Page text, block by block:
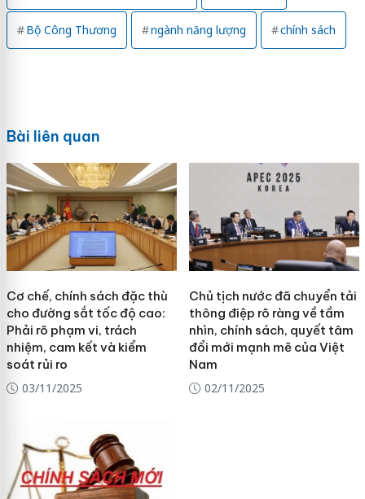
Bộ Công Thương ngành năng lượng chính sách
Bài liên quan
Cơ chế, chính sách đặc thù
cho đường sắt tốc độ cao:
Phải rõ phạm vi, trách
nhiệm, cam kết và kiểm
soát rủi ro
03/11/2025
Chủ tịch nước đã chuyển tải
thông điệp rõ ràng về tầm
nhìn, chính sách, quyết tâm
đổi mới mạnh mẽ của Việt
Nam
02/11/2025